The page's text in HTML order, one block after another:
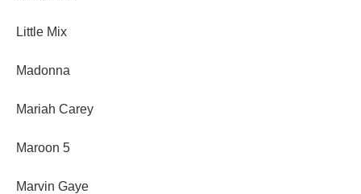
Little Mix
Madonna
Mariah Carey
Maroon 5
Marvin Gaye